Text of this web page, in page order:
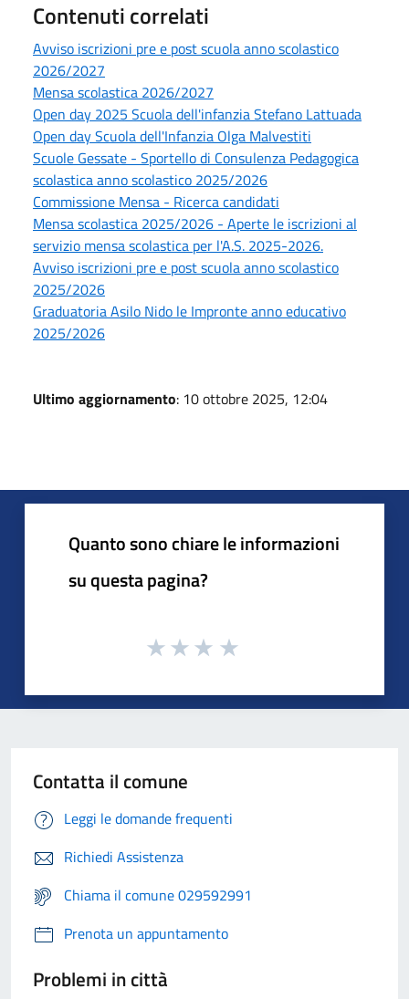
Contenuti correlati
Avviso iscrizioni pre e post scuola anno scolastico
2026/2027
Mensa scolastica 2026/2027
Open day 2025 Scuola dell'infanzia Stefano Lattuada
Open day Scuola dell'Infanzia Olga Malvestiti
Scuole Gessate - Sportello di Consulenza Pedagogica
scolastica anno scolastico 2025/2026
Commissione Mensa - Ricerca candidati
Mensa scolastica 2025/2026 - Aperte le iscrizioni al
servizio mensa scolastica per l'A.S. 2025-2026.
Avviso iscrizioni pre e post scuola anno scolastico
2025/2026
Graduatoria Asilo Nido le Impronte anno educativo
2025/2026
Ultimo aggiornamento: 10 ottobre 2025, 12:04
Quanto sono chiare le informazioni
su questa pagina?
Contatta il comune
Leggi le domande frequenti
Richiedi Assistenza
Chiama il comune 029592991
Prenota un appuntamento
Problemi in città